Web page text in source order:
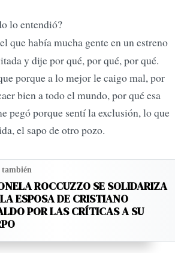
lo entendió?
que había mucha gente en un estreno
y dije por qué, por qué, por qué.
porque a lo mejor le caigo mal, por
bien a todo el mundo, por qué esa
pegó porque sentí la exclusión, lo que
el sapo de otro pozo.
también
ROCCUZZO SE SOLIDARIZA
ESPOSA DE CRISTIANO
POR LAS CRÍTICAS A SU